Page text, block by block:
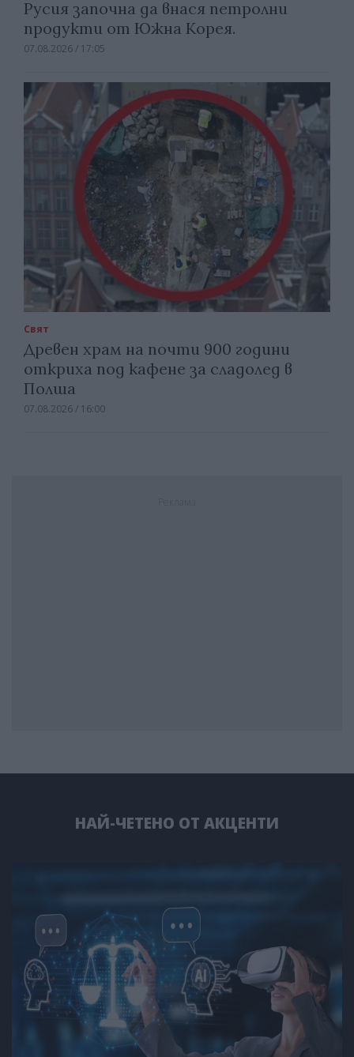
Русия започна да внася петролни
продукти от Южна Корея.
07.08.2026 / 17:05
Свят
Древен храм на почти 900 години
откриха под кафене за сладолед в
Полша
07.08.2026 / 16:00
НАЙ-ЧЕТЕНО ОТ АКЦЕНТИ